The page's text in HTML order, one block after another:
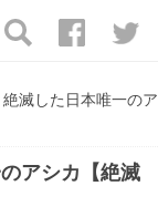
滅した日本唯一のア
アシカ【絶滅